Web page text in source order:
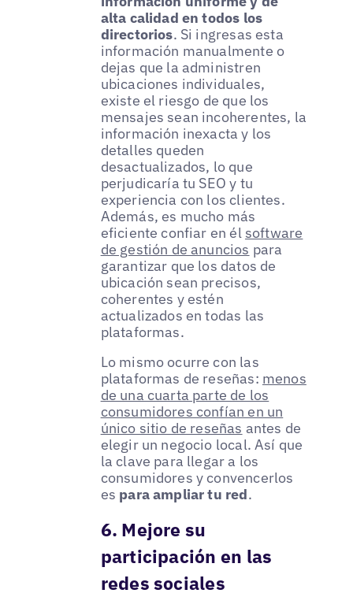
alta calidad en todos los
directorios. Si ingresas esta
información manualmente o
dejas que la administren
ubicaciones individuales,
existe el riesgo de que los
mensajes sean incoherentes, la
información inexacta y los
detalles queden
desactualizados, lo que
perjudicaría tu SEO y tu
experiencia con los clientes.
Además, es mucho más
eficiente confiar en él software
de gestión de anuncios para
garantizar que los datos de
ubicación sean precisos,
coherentes y estén
actualizados en todas las
plataformas.
Lo mismo ocurre con las
plataformas de reseñas: menos
de una cuarta parte de los
consumidores confían en un
único sitio de reseñas antes de
elegir un negocio local. Así que
la clave para llegar a los
consumidores y convencerlos
es para ampliar tu red.
6. Mejore su
participación en las
redes sociales